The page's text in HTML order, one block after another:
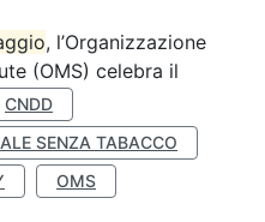
, l’Organizzazione
(OMS) celebra il
CNDD
SENZA TABACCO
OMS